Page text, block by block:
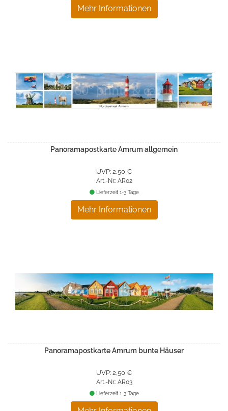
Mehr Informationen
Panoramapostkarte Amrum allgemein
UVP: 2,50 €
Art.-Nr.: AR02
Mehr Informationen
Lieferzeit 1-3 Tage
Panoramapostkarte Amrum bunte Häuser
UVP: 2,50 €
Art.-Nr.: AR03
Lieferzeit 1-3 Tage